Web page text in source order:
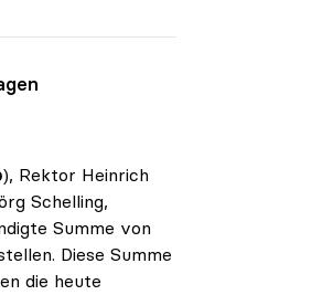
), Rektor Heinrich
Schelling,
Summe von
Diese Summe
die heute